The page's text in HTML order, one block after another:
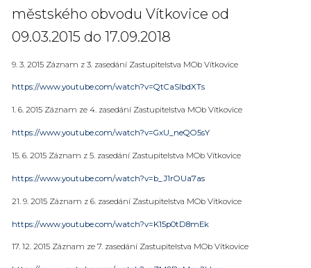
městského obvodu Vítkovice od
09.03.2015 do 17.09.2018
9. 3. 2015 Záznam z 3. zasedání Zastupitelstva MOb Vítkovice
https://www.youtube.com/watch?v=QtCaSlbdXTs
1. 6. 2015 Záznam ze 4. zasedání Zastupitelstva MOb Vítkovice
https://www.youtube.com/watch?v=GxU_neQO5sY
15. 6. 2015 Záznam z 5. zasedání Zastupitelstva MOb Vítkovice
https://www.youtube.com/watch?v=b_J1rOUa7as
21. 9. 2015 Záznam z 6. zasedání Zastupitelstva MOb Vítkovice
https://www.youtube.com/watch?v=K15p0tD8mEk
17. 12. 2015 Záznam ze 7. zasedání Zastupitelstva MOb Vítkovice